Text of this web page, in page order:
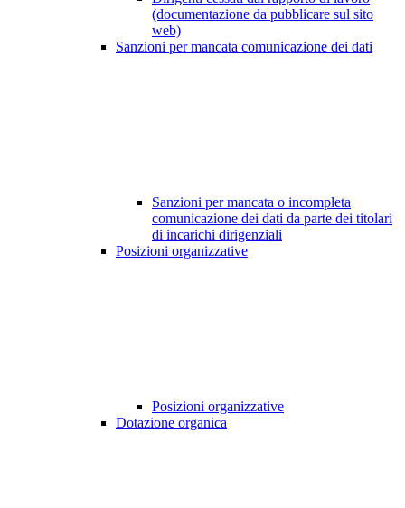
(documentazione da pubblicare sul sito
web)
Sanzioni per mancata comunicazione dei dati
Sanzioni per mancata o incompleta
comunicazione dei dati da parte dei titolari
di incarichi dirigenziali
Posizioni organizzative
Posizioni organizzative
Dotazione organica